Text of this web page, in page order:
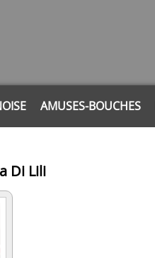
AMUSES-BOUCHES
Di Lili